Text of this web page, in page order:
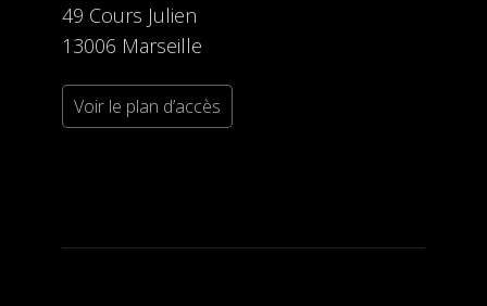
49 Cours Julien
13006 Marseille
Voir le plan d’accès